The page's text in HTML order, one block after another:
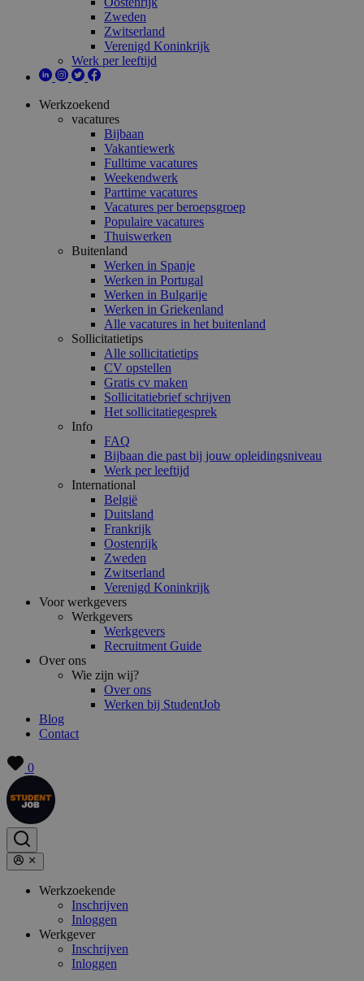
Zweden
Zwitserland
Verenigd Koninkrijk
Werk per leeftijd
Werkzoekend
vacatures
Bijbaan
Vakantiewerk
Fulltime vacatures
Weekendwerk
Parttime vacatures
Vacatures per beroepsgroep
Populaire vacatures
Thuiswerken
Buitenland
Werken in Spanje
Werken in Portugal
Werken in Bulgarije
Werken in Griekenland
Alle vacatures in het buitenland
Sollicitatietips
Alle sollicitatietips
CV opstellen
Gratis cv maken
Sollicitatiebrief schrijven
Het sollicitatiegesprek
Info
FAQ
Bijbaan die past bij jouw opleidingsniveau
Werk per leeftijd
International
België
Duitsland
Frankrijk
Oostenrijk
Zweden
Zwitserland
Verenigd Koninkrijk
Voor werkgevers
Werkgevers
Werkgevers
Recruitment Guide
Over ons
Wie zijn wij?
Over ons
Werken bij StudentJob
Blog
Contact
0
Werkzoekende
Inschrijven
Inloggen
Werkgever
Inschrijven
Inloggen